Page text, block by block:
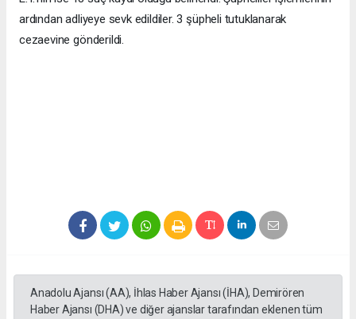
ardından adliyeye sevk edildiler. 3 şüpheli tutuklanarak
cezaevine gönderildi.
Anadolu Ajansı (AA), İhlas Haber Ajansı (İHA), Demirören
Haber Ajansı (DHA) ve diğer ajanslar tarafından eklenen tüm